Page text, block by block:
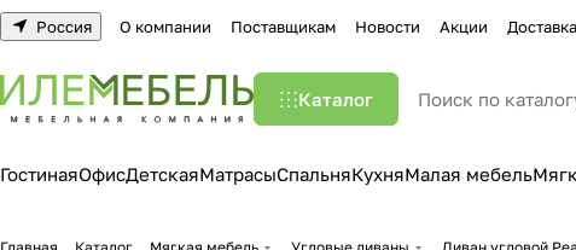
Россия О компании Поставщикам Новости Акции Доставка
Каталог
ГостинаяОфисДетскаяМатрасыСпальняКухняМалая мебель